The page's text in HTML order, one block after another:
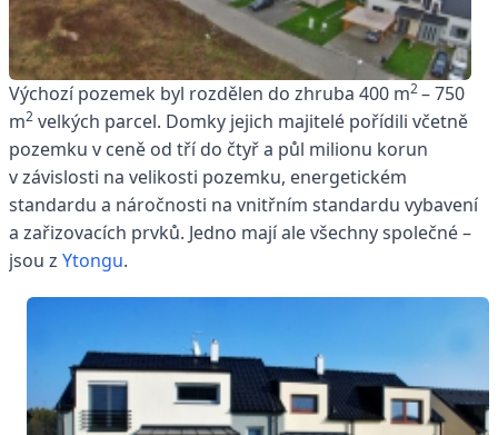
Výchozí pozemek byl rozdělen do zhruba 400 m2– 750
m2 velkých parcel. Domky jejich majitelé pořídili včetně
pozemku v ceně od tří do čtyř a půl milionu korun
v závislosti na velikosti pozemku, energetickém
standardu a náročnosti na vnitřním standardu vybavení
a zařizovacích prvků. Jedno mají ale všechny společné –
jsou z Ytongu.